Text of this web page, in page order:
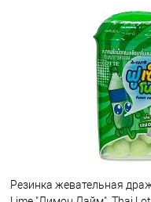
Резинка жевательная